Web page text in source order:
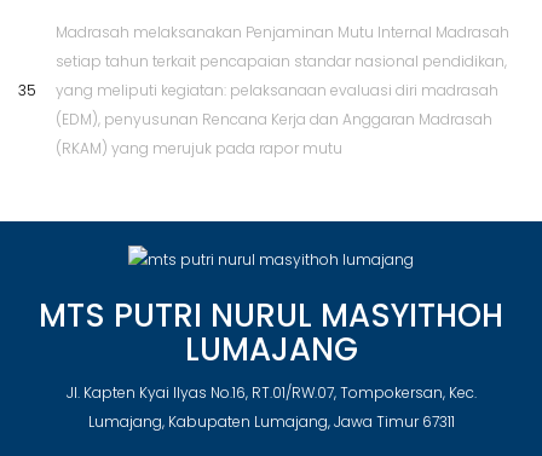
35
Madrasah melaksanakan Penjaminan Mutu Internal Madrasah
setiap tahun terkait pencapaian standar nasional pendidikan,
yang meliputi kegiatan: pelaksanaan evaluasi diri madrasah
(EDM), penyusunan Rencana Kerja dan Anggaran Madrasah
(RKAM) yang merujuk pada rapor mutu
MTS PUTRI NURUL MASYITHOH
LUMAJANG
Jl. Kapten Kyai Ilyas No.16, RT.01/RW.07, Tompokersan, Kec.
Lumajang, Kabupaten Lumajang, Jawa Timur 67311